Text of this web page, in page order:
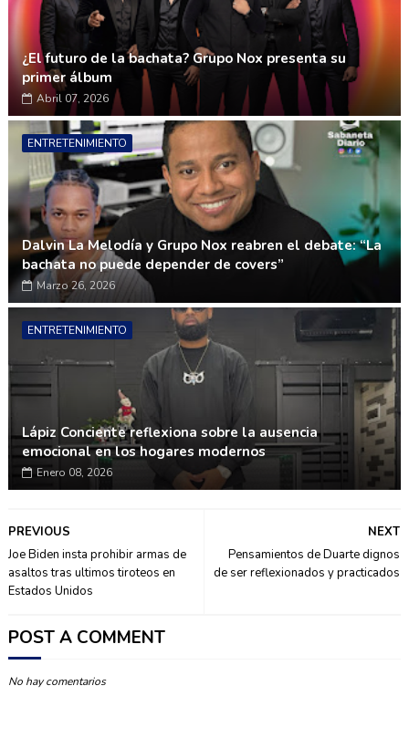
¿El futuro de la bachata? Grupo Nox presenta su
primer álbum
Abril 07, 2026
ENTRETENIMIENTO
Dalvin La Melodía y Grupo Nox reabren el debate: “La
bachata no puede depender de covers”
Marzo 26, 2026
ENTRETENIMIENTO
Lápiz Conciente reflexiona sobre la ausencia
emocional en los hogares modernos
Enero 08, 2026
NEXT
Pensamientos de Duarte dignos
de ser reflexionados y practicados
PREVIOUS
Joe Biden insta prohibir armas de
asaltos tras ultimos tiroteos en
Estados Unidos
POST A COMMENT
No hay comentarios